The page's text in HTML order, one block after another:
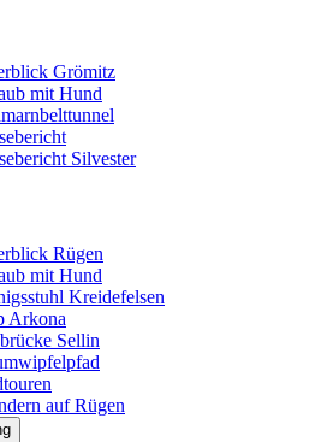
Grömitz
mit Hund
Silvester
Rügen
mit Hund
Kreidefelsen
Arkona
Sellin
auf Rügen